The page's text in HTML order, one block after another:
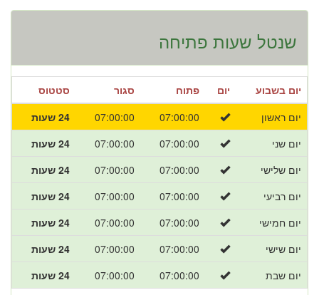
שנטל שעות פתיחה
יום בשבוע יום פתוח סגור
סטטוס
יום ראשון
07:00:00
07:00:00
24 שעות
יום שני
07:00:00
07:00:00
24 שעות
יום שלישי
07:00:00
07:00:00
24 שעות
יום רביעי
07:00:00
07:00:00
24 שעות
יום חמישי
07:00:00
07:00:00
24 שעות
יום שישי
07:00:00
07:00:00
24 שעות
יום שבת
07:00:00
07:00:00 24 שעות